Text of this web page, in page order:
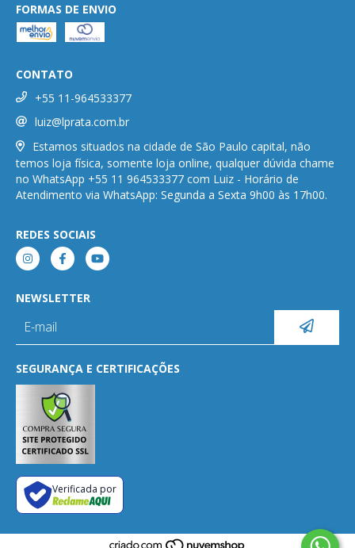
FORMAS DE ENVIO
CONTATO
+55 11-964533377
luiz@lprata.com.br
Estamos situados na cidade de São Paulo capital, não
temos loja física, somente loja online, qualquer dúvida chame
no WhatsApp +55 11 964533377 com Luiz - Horário de
Atendimento via WhatsApp: Segunda a Sexta 9h00 às 17h00.
REDES SOCIAIS
NEWSLETTER
SEGURANÇA E CERTIFICAÇÕES
Verificada por